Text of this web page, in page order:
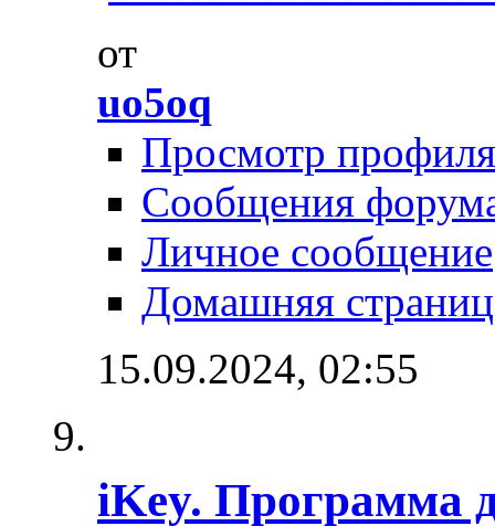
от
uo5oq
Просмотр профиля
Сообщения
Личное сообщение
Домашняя
15.09.2024, 02:55
iKey. Программа